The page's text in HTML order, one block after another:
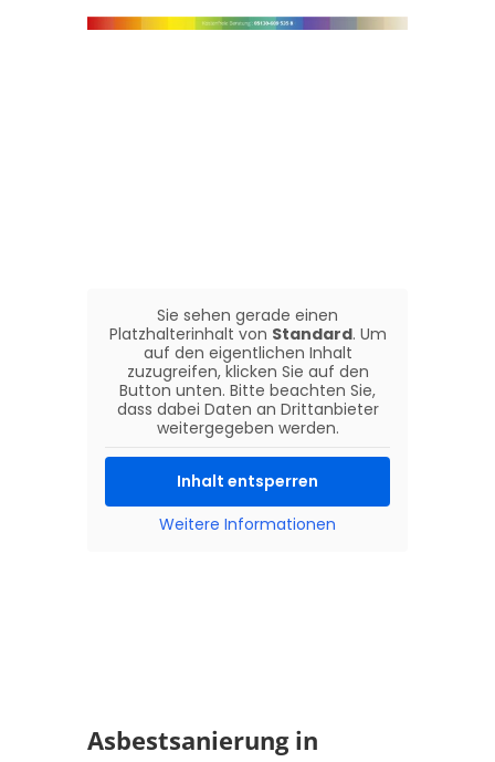
Sie sehen gerade einen
Platzhalterinhalt von Standard. Um
auf den eigentlichen Inhalt
zuzugreifen, klicken Sie auf den
Button unten. Bitte beachten Sie,
dass dabei Daten an Drittanbieter
weitergegeben werden.
Inhalt entsperren
Weitere Informationen
Asbestsanierung in